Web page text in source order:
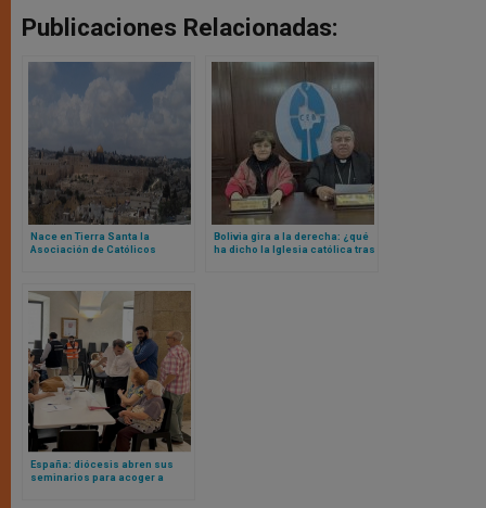
Publicaciones Relacionadas:
Nace en Tierra Santa la
Asociación de Católicos
Bolivia gira a la derecha: ¿qué
ha dicho la Iglesia católica tras
España: diócesis abren sus
seminarios para acoger a